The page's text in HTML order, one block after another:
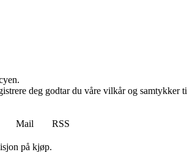
deg godtar du våre vilkår og samtykker
Mail
RSS
på kjøp.